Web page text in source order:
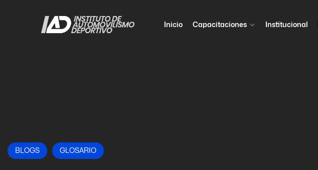
Inicio Capacitaciones Institucional
BLOGS GLOSARIO